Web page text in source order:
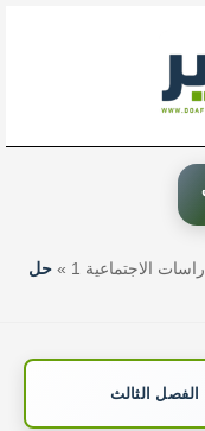
الاجتماعية 1 » حل
الفصل الثالث